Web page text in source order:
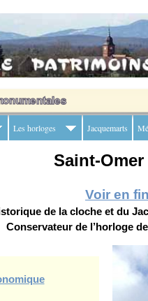
Les horloges Jacquemarts
Saint-Omer
Voir en
de la cloche et du
Conservateur de l’horloge